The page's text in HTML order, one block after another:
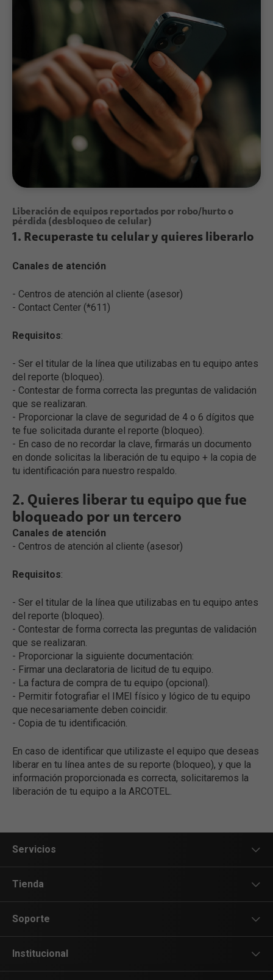
Liberación de equipos reportados por robo/hurto o
pérdida (desbloqueo de celular)
1. Recuperaste tu celular y quieres liberarlo
Canales de atención
- Centros de atención al cliente (asesor)
- Contact Center (*611)
Requisitos:
- Ser el titular de la línea que utilizabas en tu equipo antes
del reporte (bloqueo).
- Contestar de forma correcta las preguntas de validación
que se realizaran.
- Proporcionar la clave de seguridad de 4 o 6 dígitos que
te fue solicitada durante el reporte (bloqueo).
- En caso de no recordar la clave, firmarás un documento
en donde solicitas la liberación de tu equipo + la copia de
tu identificación para nuestro respaldo.
2. Quieres liberar tu equipo que fue
bloqueado por un tercero
Canales de atención
- Centros de atención al cliente (asesor)
Requisitos:
- Ser el titular de la línea que utilizabas en tu equipo antes
del reporte (bloqueo).
- Contestar de forma correcta las preguntas de validación
que se realizaran.
- Proporcionar la siguiente documentación:
- Firmar una declaratoria de licitud de tu equipo.
- La factura de compra de tu equipo (opcional).
- Permitir fotografiar el IMEI físico y lógico de tu equipo
que necesariamente deben coincidir.
- Copia de tu identificación.
En caso de identificar que utilizaste el equipo que deseas
liberar en tu línea antes de su reporte (bloqueo), y que la
información proporcionada es correcta, solicitaremos la
liberación de tu equipo a la ARCOTEL.
Servicios
Servicios Móviles
Servicios Hogar
Internet de la Cosas
Tienda
Equipos Móviles
Servicios Móviles
Soporte
Teléfonos
Institucional